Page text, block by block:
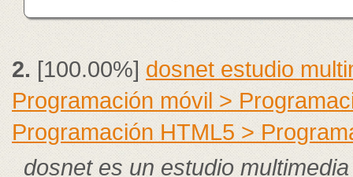
2. [100.00%]dosnet estudio
Programación móvil >
Programación HTML5 >
dosnet es un estudio